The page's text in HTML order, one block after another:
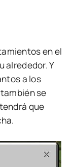
en el
alrededor. Y
a los
se
que